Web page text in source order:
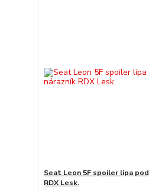
Seat Leon 5F spoiler lipa
RDX Lesk.